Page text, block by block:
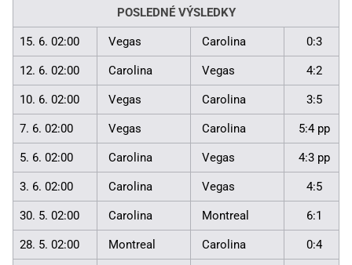
POSLEDNÉ VÝSLEDKY
15. 6. 02:00 Vegas Carolina 0:3
12. 6. 02:00 Carolina Vegas 4:2
10. 6. 02:00 Vegas Carolina 3:5
7. 6. 02:00 Vegas Carolina 5:4 pp
5. 6. 02:00 Carolina Vegas 4:3 pp
3. 6. 02:00 Carolina Vegas 4:5
30. 5. 02:00 Carolina Montreal 6:1
28. 5. 02:00 Montreal Carolina 0:4